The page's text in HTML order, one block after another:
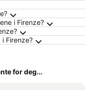
i Firenze?
Firenze?
for deg...